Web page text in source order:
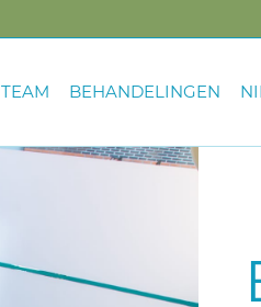
TEAM BEHANDELINGEN